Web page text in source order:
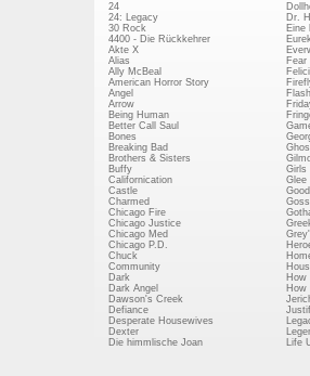
24
24: Legacy
30 Rock
4400 - Die Rückkehrer
Akte X
Alias
Ally McBeal
American Horror Story
Angel
Arrow
Being Human
Better Call Saul
Bones
Breaking Bad
Brothers & Sisters
Buffy
Californication
Castle
Charmed
Chicago Fire
Chicago Justice
Chicago Med
Chicago P.D.
Chuck
Community
Dark
Dark Angel
Dawson's Creek
Defiance
Desperate Housewives
Dexter
Die himmlische Joan
Dr.
Eine
Fear
Girls
Glee
How
How
Life